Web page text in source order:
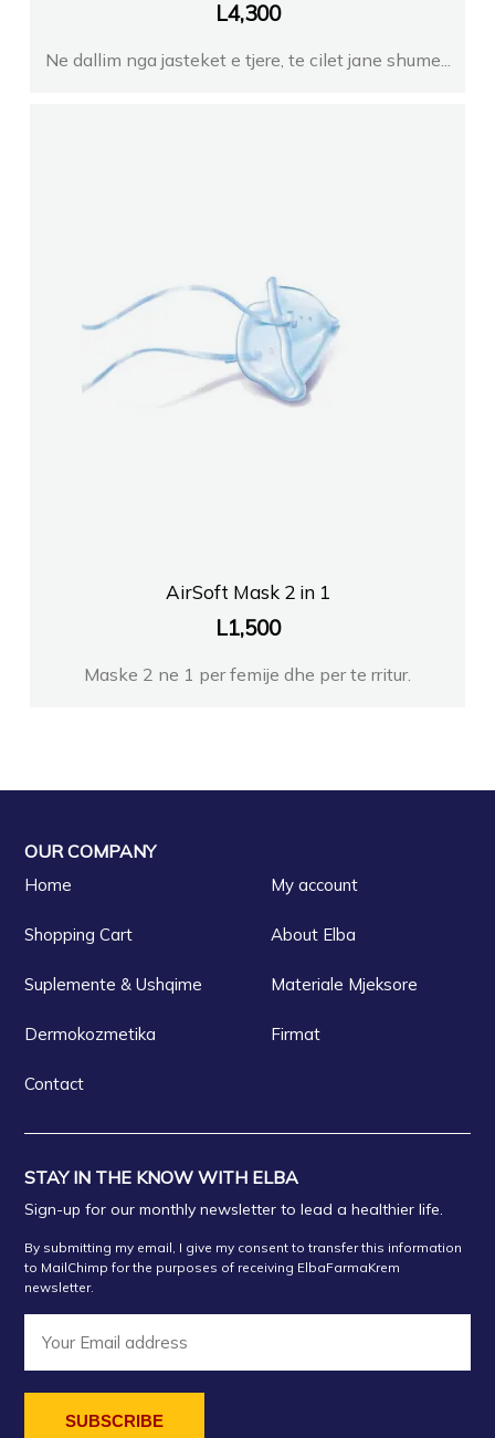
L4,300
Ne dallim nga jasteket e tjere, te cilet jane shume...
AirSoft Mask 2 in 1
L1,500
Maske 2 ne 1 per femije dhe per te rritur.
OUR COMPANY
Home My account
Shopping Cart About Elba
Suplemente & Ushqime Materiale Mjeksore
Dermokozmetika Firmat
Contact
STAY IN THE KNOW WITH ELBA
Sign-up for our monthly newsletter to lead a healthier life.
By submitting my email, I give my consent to transfer this information
to MailChimp for the purposes of receiving ElbaFarmaKrem
newsletter.